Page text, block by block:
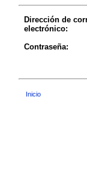
Dirección de
electrónico:
Contraseña:
Inicio